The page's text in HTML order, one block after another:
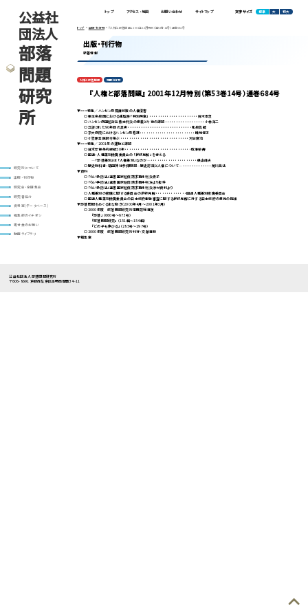
公益社
団法人
部落
問題
研究
所
研究所について
出版・刊行物
研究会・全国集会
研究者紹介
資料室(データベース)
編集部のイチオシ
寄付金のお願い
動画ライブラリ
トップ アクセス・地図 お問い合わせ サイトマップ 文字サイズ 標準 大 特大
トップ 出版・刊行物 『人権と部落問題』 2001年12月特別（第53巻14号）通巻684号
出版・刊行物
新着情報
人権と部落問題 定期刊行物
『人権と部落問題』 2001年12月特別（第53巻14号）通巻684号
▼===特集／ハンセン病隔離政策の人権侵害
○栗生楽泉園における重監房「特別病室」・・・・・・・・・・・・・・・・・・・・・・鈴木幸次
○ハンセン病国賠訴訟熊本判決の意義と今後の課題・・・・・・・・・・・・・・・・・・小林洋二
○立証された90年目の真実・・・・・・・・・・・・・・・・・・・・・・・・・・・・・和泉眞藏
○京大病院におけるハンセン病看護・・・・・・・・・・・・・・・・・・・・・・・・・畦地保子
○小笠原登医師を偲ぶ・・・・・・・・・・・・・・・・・・・・・・・・・・・・・・・河合俊治
▼===特集／2001年の運動と課題
○日米安保条約締結50年・・・・・・・・・・・・・・・・・・・・・・・・・・・・・・成澤榮壽
○国連・人種差別撤廃委員会の「最終見解」を考える
―「部落差別」は「人権差別」なのか―・・・・・・・・・・・・・・・・・・・・・奥山峰夫
○歴史教科書・靖国神社参拝問題―歴史認識と人権について―・・・・・・・・・・・・・尾川昌法
▼資料
○「らい予防法」違憲国家賠償請求事件判決骨子
○「らい予防法」違憲国家賠償請求事件判決より抜粋
○「らい予防法」違憲国家賠償請求事件判決添付資料より
○人種差別の撤廃に関する委員会の最終見解・・・・・・・・・・・・・・国連人種差別撤廃委員会
○国連人種差別撤廃委員会の日本政府報告審査に関する最終見解に対する日本政府の意見の提出
▼部落問題をめぐる主な動き（2000年4月～2001年3月）
○2000年度 部落問題研究所定期誌総目次
『部落』（660号～673号）
『部落問題研究』（151輯～154輯）
『どの子も伸びる』（285号～297号）
○2000年度 部落問題研究所刊行・文献目録
▼編集室
公益社団法人 部落問題研究所
〒606-8691 京都市左京区高野西開町34-11